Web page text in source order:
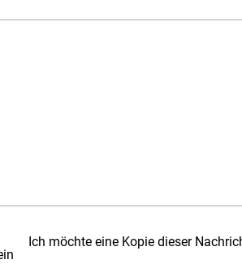
Ich möchte eine Kopie dieser